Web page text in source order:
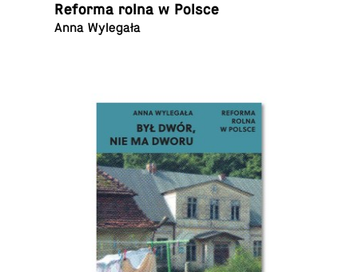
Reforma rolna w Polsce
Anna Wylegała